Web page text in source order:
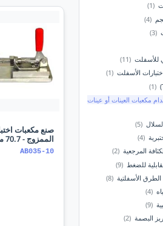
(1)
(4)
(3)
للأسفلت (11)
الأسفلت (1)
(1)
مكعبات العينات أو عينات
(5)
(4)
المرجعية (2)
للضغط (9)
الأسفلتية (8)
(4)
(9)
البصمة (2)
صنع مكعبات
الممزوج - 70.7 ملم
AB035-10